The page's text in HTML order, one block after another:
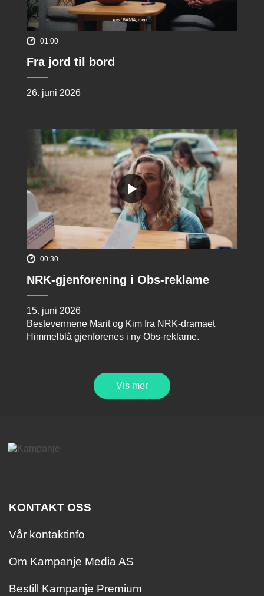
01:00
Fra jord til bord
26. juni 2026
00:30
NRK-gjenforening i Obs-reklame
15. juni 2026
Bestevennene Marit og Kim fra NRK-dramaet
Himmelblå gjenforenes i ny Obs-reklame.
Vis mer
KONTAKT OSS
Vår kontaktinfo
Om Kampanje Media AS
Bestill Kampanje Premium